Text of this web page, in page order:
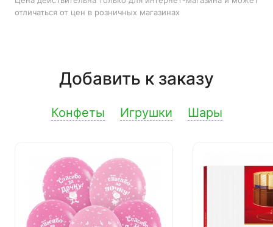
отличаться от цен в розничных магазинах
Добавить к заказу
Конфеты Игрушки Шары